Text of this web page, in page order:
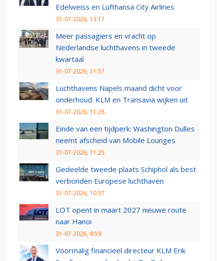
Edelweiss en Lufthansa City Airlines
31-07-2026, 13:17
Meer passagiers en vracht op
Nederlandse luchthavens in tweede
kwartaal
31-07-2026, 11:57
Luchthavens Napels maand dicht voor
onderhoud: KLM en Transavia wijken uit
31-07-2026, 11:28
Einde van een tijdperk: Washington Dulles
neemt afscheid van Mobile Lounges
31-07-2026, 11:25
Gedeelde tweede plaats Schiphol als best
verbonden Europese luchthaven
31-07-2026, 10:37
LOT opent in maart 2027 nieuwe route
naar Hanoi
31-07-2026, 9:59
Voormalig financieel directeur KLM Erik